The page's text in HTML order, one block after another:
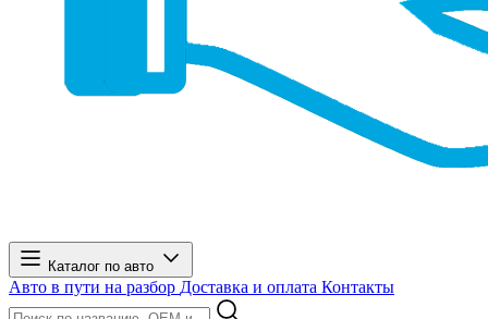
Каталог по авто
Авто в пути на разбор Доставка и оплата Контакты